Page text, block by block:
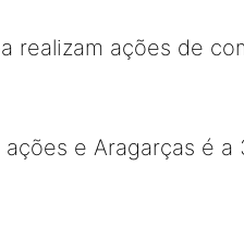
realizam ações de
e Aragarças é